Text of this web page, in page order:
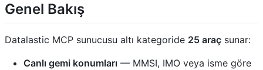
Genel Bakış
Datalastic MCP sunucusu altı kategoride 25 araç sunar:
Canlı gemi konumları — MMSI, IMO veya isme göre